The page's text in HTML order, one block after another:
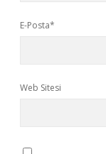
E-Posta*
Web Sitesi